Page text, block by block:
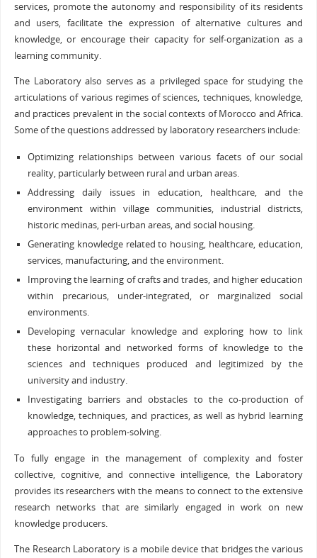
services, promote the autonomy and responsibility of its residents
and users, facilitate the expression of alternative cultures and
knowledge, or encourage their capacity for self-organization as a
learning community.
The Laboratory also serves as a privileged space for studying the
articulations of various regimes of sciences, techniques, knowledge,
and practices prevalent in the social contexts of Morocco and Africa.
Some of the questions addressed by laboratory researchers include:
Optimizing relationships between various facets of our social
reality, particularly between rural and urban areas.
Addressing daily issues in education, healthcare, and the
environment within village communities, industrial districts,
historic medinas, peri-urban areas, and social housing.
Generating knowledge related to housing, healthcare, education,
services, manufacturing, and the environment.
Improving the learning of crafts and trades, and higher education
within precarious, under-integrated, or marginalized social
environments.
Developing vernacular knowledge and exploring how to link
these horizontal and networked forms of knowledge to the
sciences and techniques produced and legitimized by the
university and industry.
Investigating barriers and obstacles to the co-production of
knowledge, techniques, and practices, as well as hybrid learning
approaches to problem-solving.
To fully engage in the management of complexity and foster
collective, cognitive, and connective intelligence, the Laboratory
provides its researchers with the means to connect to the extensive
research networks that are similarly engaged in work on new
knowledge producers.
The Research Laboratory is a mobile device that bridges the various